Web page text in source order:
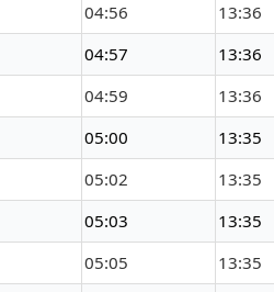
04:56 13:36
04:57 13:36
04:59 13:36
05:00 13:35
05:02 13:35
05:03 13:35
05:05 13:35